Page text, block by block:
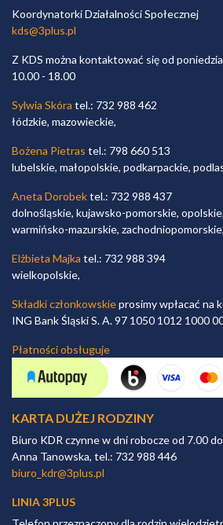
Koordynatorki Działalności Społecznej
kds@3plus.pl
Z KDS można kontaktować się od
10.00 - 18.00
Sylwia Skóra tel.: 732 988 462
łódzkie, mazowieckie,
Bożena Pietras tel.: 798 660 513
lubelskie, małopolskie, podkarpackie,
Aneta Dorobektel.: 732 988 437
dolnośląskie, kujawsko-pomorskie,
warmińsko-mazurskie, zachodniopomorskie,
Elżbieta Majka tel.: 732 988 394
wielkopolskie,
Składki członkowskieprosimy wpłacać na
ING Bank Śląski S. A. 97 1050 1012 1000
Płatności obsługuje
KARTA DUŻEJ RODZINY
Biuro KDR czynne w dni robocze od 7.00
Anna Tanowska, tel.: 732 988 446
biuro_kdr@3plus.pl
LINIA 3PLUS